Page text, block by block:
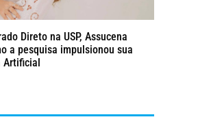
Direto na USP, Assucena
a pesquisa impulsionou sua
Artificial